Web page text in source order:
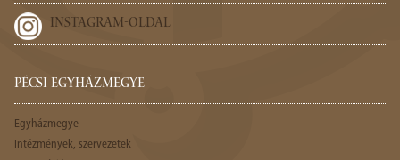
INSTAGRAM-OLDAL
PÉCSI EGYHÁZMEGYE
Egyházmegye
Intézmények, szervezetek